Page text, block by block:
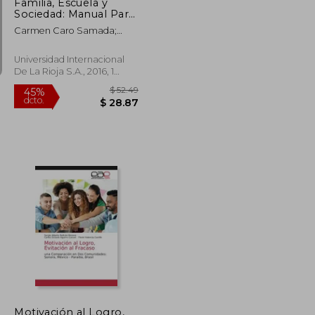
$ 47.11
Sociedad: Manual Para
Maestros
Carmen Caro Samada;
Pastor; Marta Silvero
Miram&Oacute;N; Ana
Mar&Iacute;A Aguirre
Oca&Ntilde;A
Universidad Internacional
De La Rioja S.A., 2016, 1
Edición, Tapa Blanda,
Nuevo
45%
dcto.
Motivación al Logro,